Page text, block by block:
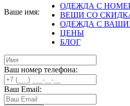
ОДЕЖДА С
ВЕЩИ СО
ОДЕЖДА С
ЦЕНЫ
БЛОГ
Ваше имя:
Ваш номер телефона:
Ваш Email: